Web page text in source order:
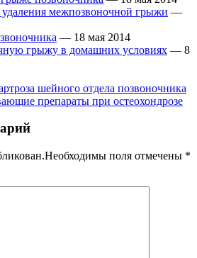
удаления межпозвоночной грыжи —
— 18 мая 2014
грыжу в домашних условиях — 8
шейного отдела позвоночника
препараты при остеохондрозе
поля отмечены *